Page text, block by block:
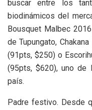
buscar entre los
biodinámicos del
Bousquet Malbec
de Tupungato,
(91pts, $250) o
(95pts, $620), uno de
país.
Padre festivo. Desde